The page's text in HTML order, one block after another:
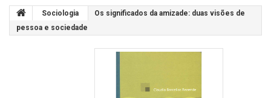
Sociologia
Os significados da amizade: duas visões de
pessoa e sociedade